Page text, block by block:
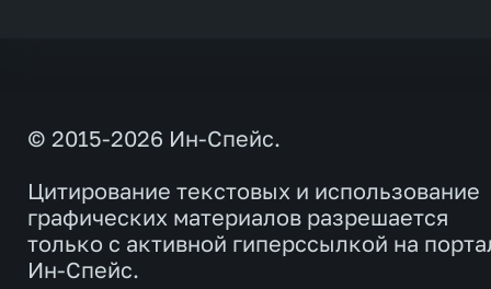
© 2015-2026 Ин-Спейс.
Цитирование текстовых и использование
графических материалов разрешается
только с активной гиперссылкой на
Ин-Спейс.